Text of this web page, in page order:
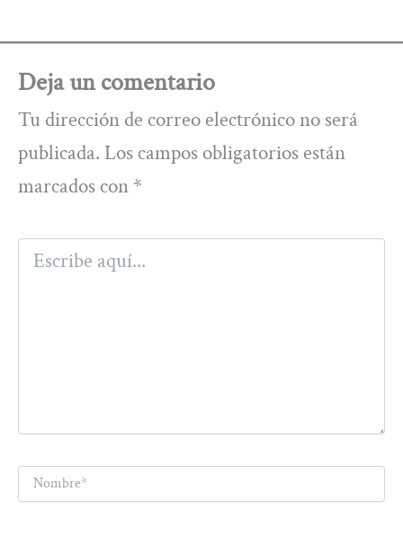
Deja un comentario
Tu dirección de correo electrónico no será
publicada. Los campos obligatorios están
marcados con *
aquí...
Nombre*